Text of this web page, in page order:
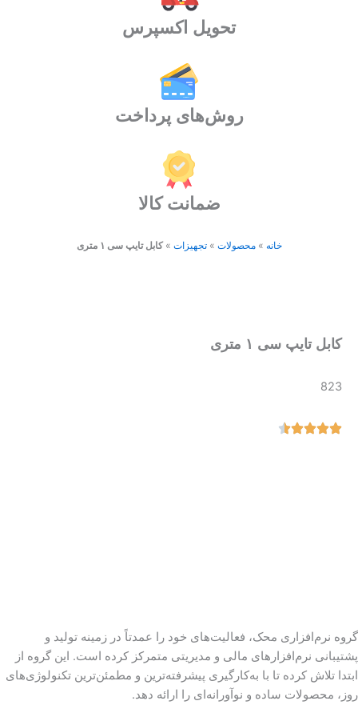
تحویل اکسپرس
روش‌های پرداخت
ضمانت کالا
خانه »محصولات »تجهیزات »کابل تایپ سی ۱ متری
کابل تایپ سی ۱ متری
823
گروه نرم‌افزاری محک، فعالیت‌های خود را عمدتاً در زمینه تولید و
پشتیبانی نرم‌افزارهای مالی و مدیریتی متمرکز کرده است. این گروه از
ابتدا تلاش کرده تا با به‌کارگیری پیشرفته‌ترین و مطمئن‌ترین تکنولوژی‌های
روز، محصولات ساده و نوآورانه‌ای را ارائه دهد.